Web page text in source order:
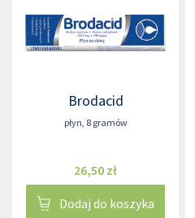
Brodacid
płyn, 8 gramów
26,50 zł
Dodaj do koszyka